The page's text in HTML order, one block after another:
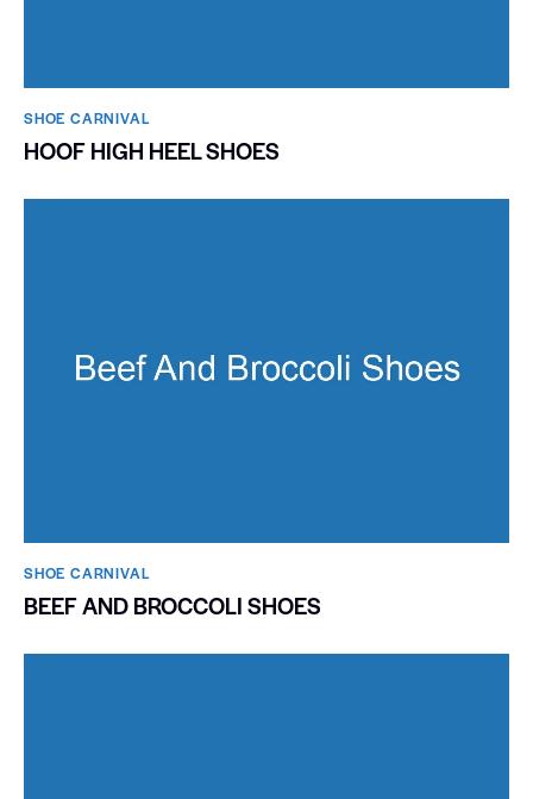
SHOE CARNIVAL​
HOOF HIGH HEEL SHOES
SHOE CARNIVAL​
BEEF AND BROCCOLI SHOES